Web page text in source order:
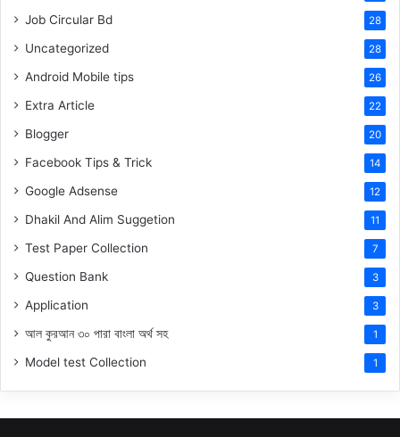
Job Circular Bd 28
Uncategorized 28
Android Mobile tips 26
Extra Article 22
Blogger 20
Facebook Tips & Trick 14
Google Adsense 12
Dhakil And Alim Suggetion 11
Test Paper Collection 7
Question Bank 3
Application 3
আল কুরআন ৩০ পারা বাংলা অর্থ সহ 1
Model test Collection 1